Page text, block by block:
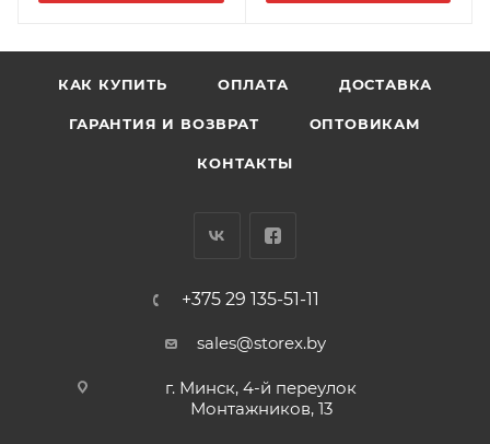
КАК КУПИТЬ ОПЛАТА ДОСТАВКА
ГАРАНТИЯ И ВОЗВРАТ ОПТОВИКАМ
КОНТАКТЫ
+375 29 135-51-11
sales@storex.by
г. Минск, 4-й переулок
Монтажников, 13